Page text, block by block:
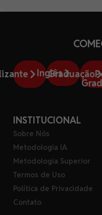
Inglês
Graduação
INSTITUCIONAL
Sobre Nós
Metodologia IA
Metodologia Superior
Termos de Uso
Política de Privacidade
Contato